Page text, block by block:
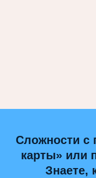
Сложности с
карты» или
Знаете,